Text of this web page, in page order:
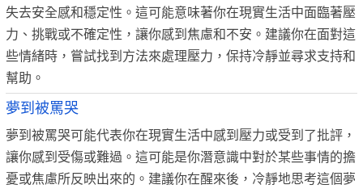
失去安全感和穩定性。這可能意味著你在現實生活中面臨著壓
力、挑戰或不確定性，讓你感到焦慮和不安。建議你在面對這
些情緒時，嘗試找到方法來處理壓力，保持冷靜並尋求支持和
幫助。
夢到被罵哭
夢到被罵哭可能代表你在現實生活中感到壓力或受到了批評，
讓你感到受傷或難過。這可能是你潛意識中對於某些事情的擔
憂或焦慮所反映出來的。建議你在醒來後，冷靜地思考這個夢